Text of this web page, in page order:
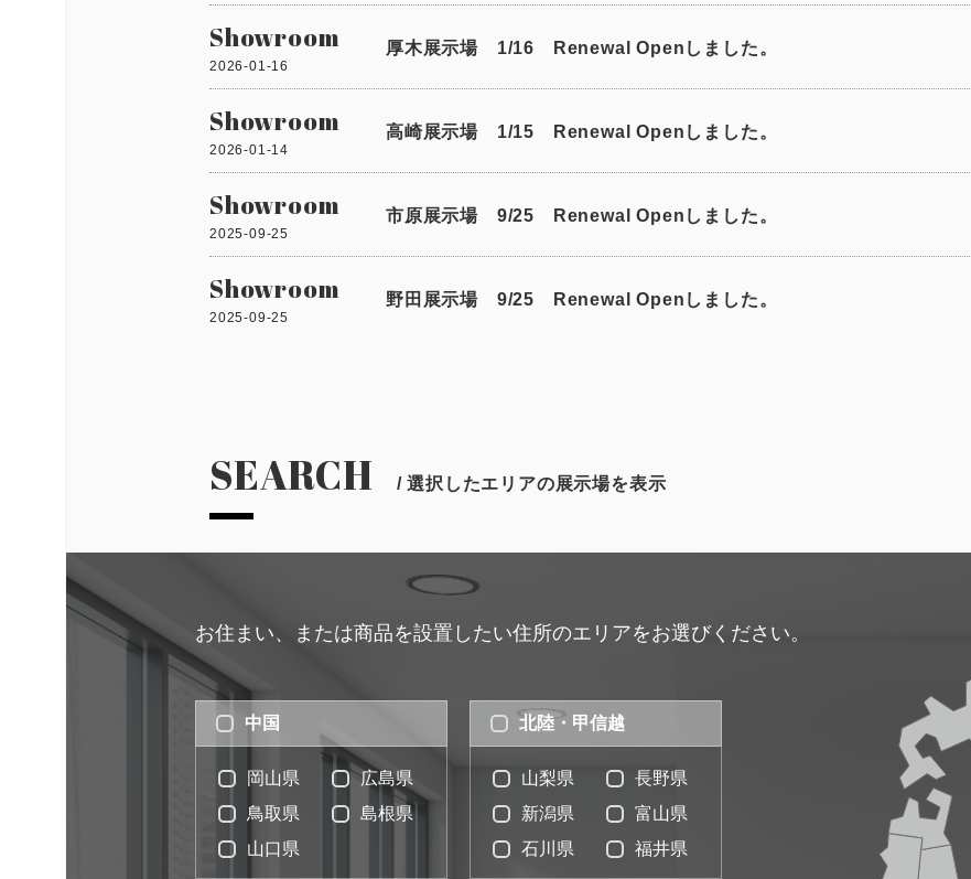
Showroom
2026-01-16
厚木展示場 1/16 Renewal Openしました。
Showroom
2026-01-14
高崎展示場 1/15 Renewal Openしました。
Showroom
2025-09-25
市原展示場 9/25 Renewal Openしました。
Showroom
2025-09-25
野田展示場 9/25 Renewal Openしました。
SEARCH / 選択したエリアの展示場を表示
お住まい、または商品を設置したい住所のエリアをお選びください。
北陸・甲信越
山梨県
長野県
新潟県
富山県
石川県
福井県
中国
岡山県
広島県
鳥取県
島根県
山口県